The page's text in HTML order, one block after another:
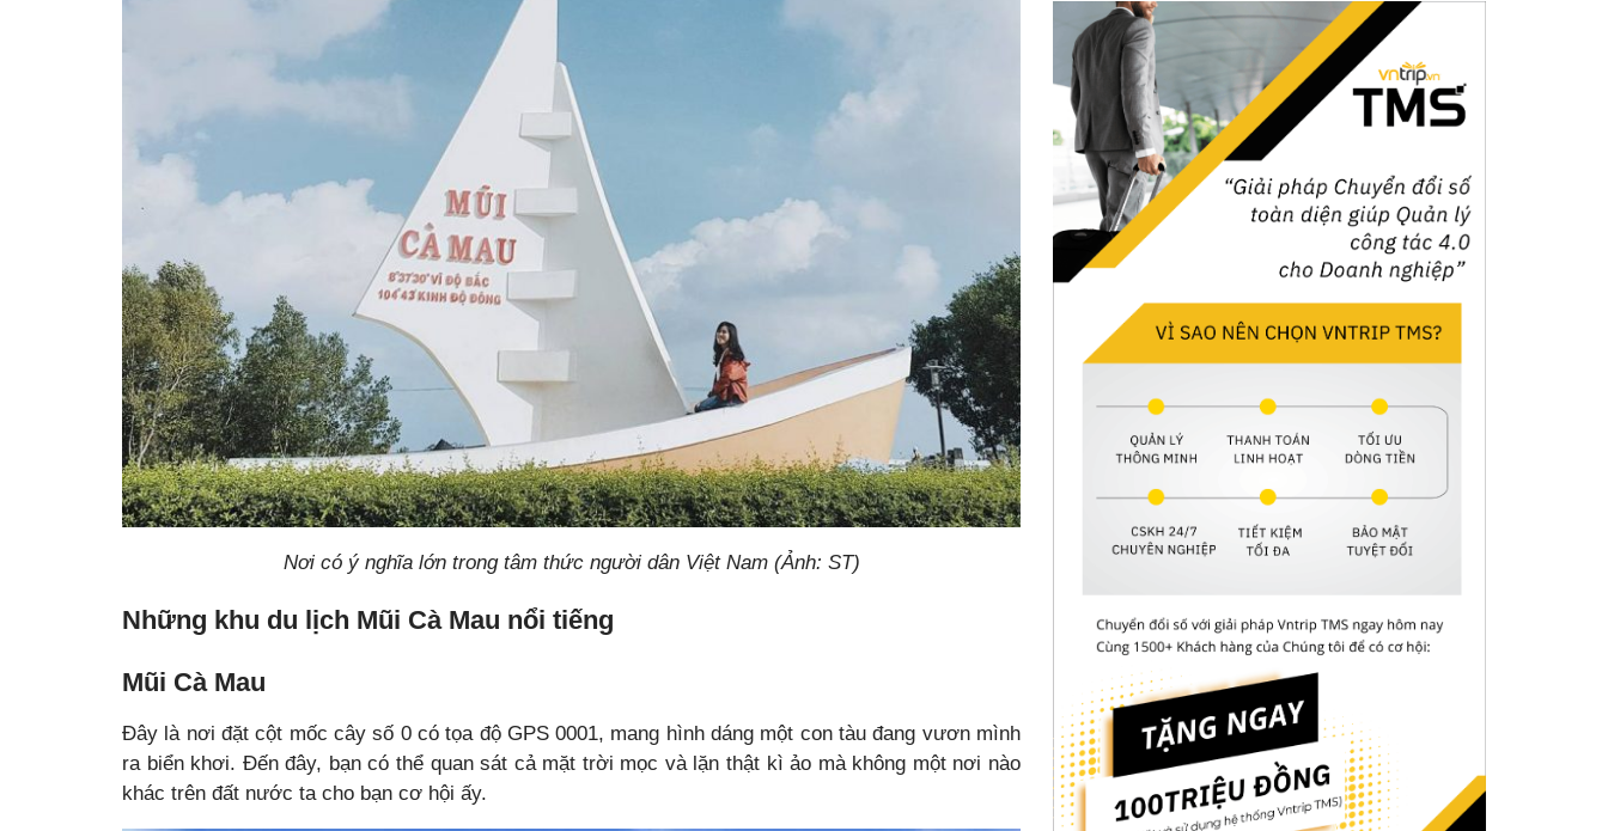
Nơi có ý nghĩa lớn trong tâm thức người dân Việt Nam (Ảnh: ST)
Những khu du lịch Mũi Cà Mau nổi tiếng
Mũi Cà Mau
Đây là nơi đặt cột mốc cây số 0 có tọa độ GPS 0001, mang hình dáng một con tàu đang vươn mình
ra biển khơi. Đến đây, bạn có thể quan sát cả mặt trời mọc và lặn thật kì ảo mà không một nơi nào
khác trên đất nước ta cho bạn cơ hội ấy.